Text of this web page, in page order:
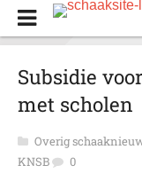
Subsidie
met scholen
Overig
KNSB
0